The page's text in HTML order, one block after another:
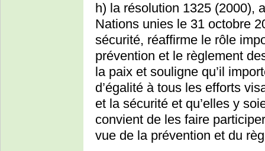
h) la résolution 1325 (2000),
Nations unies le 31 octobre
sécurité, réaffirme le rôle
prévention et le règlement
la paix et souligne qu’il
d’égalité à tous les efforts
et la sécurité et qu’elles y
convient de les faire
vue de la prévention et du